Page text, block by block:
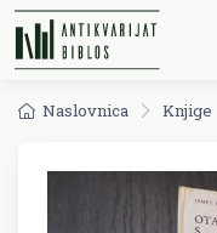
Naslovnica Knjige